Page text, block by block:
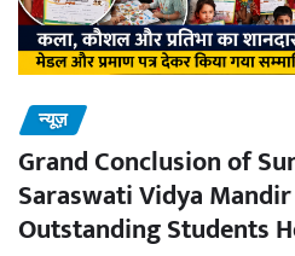
न्यूज़
Grand Conclusion of
Saraswati Vidya
Outstanding Students